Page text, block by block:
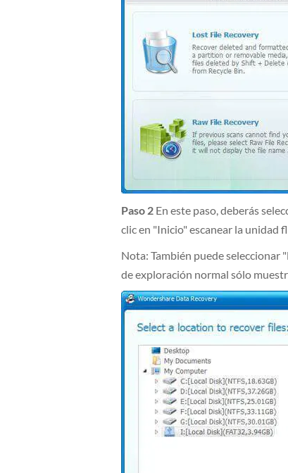
Paso 2 En este paso, deberás
clic en "Inicio" escanear la unidad
Nota: También puede seleccionar
de exploración normal sólo